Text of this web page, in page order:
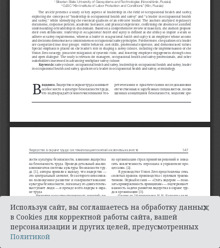
Используя сайт, вы соглашаетесь на обработку данных
в Cookies для корректной работы сайта, вашей
персонализации и других целей, предусмотренных
Политикой
×